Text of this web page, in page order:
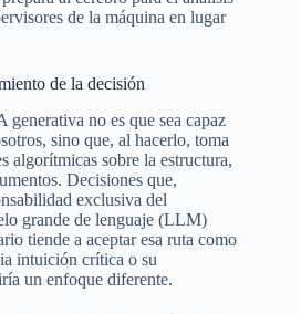
de la máquina en lugar
de la decisión
no es que sea capaz
sino que, al hacerlo, toma
algorítmicas sobre la estructura,
Decisiones que,
exclusiva del
grande de lenguaje (LLM)
tiende a aceptar esa ruta como
intuición crítica o su
un enfoque diferente.